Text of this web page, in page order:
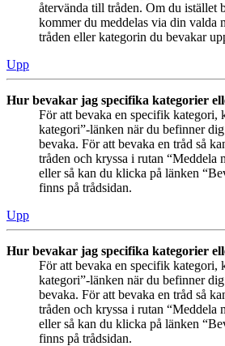
återvända till tråden. Om du istället
kommer du meddelas via din valda
tråden eller kategorin du bevakar
Upp
Hur bevakar jag specifika kategorier
För att bevaka en specifik kategori,
kategori”-länken när du befinner
bevaka. För att bevaka en tråd så
tråden och kryssa i rutan “Meddela
eller så kan du klicka på länken
finns på trådsidan.
Upp
Hur bevakar jag specifika kategorier
För att bevaka en specifik kategori,
kategori”-länken när du befinner
bevaka. För att bevaka en tråd så
tråden och kryssa i rutan “Meddela
eller så kan du klicka på länken
finns på trådsidan.